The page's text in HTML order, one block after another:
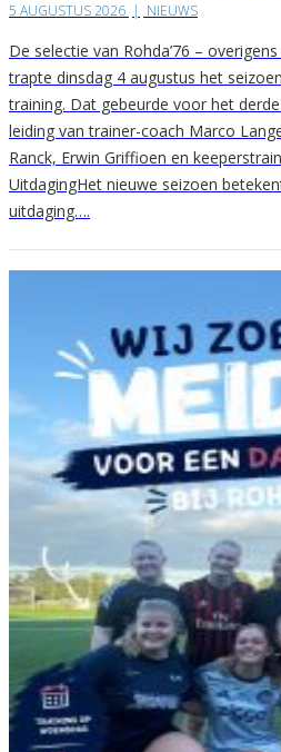
5 AUGUSTUS 2026 | NIEUWS
De selectie van Rohda’76 –
trapte dinsdag 4 augustus het
training. Dat gebeurde voor het
leiding van trainer-coach Marco
Ranck, Erwin Griffioen en
UitdagingHet nieuwe seizoen
uitdaging….